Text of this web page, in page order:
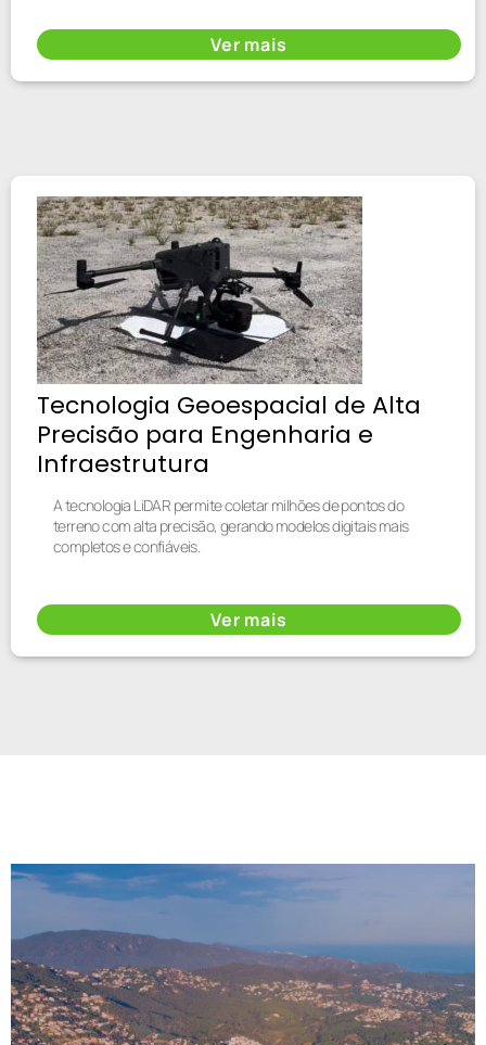
Ver mais
Tecnologia Geoespacial de Alta
Precisão para Engenharia e
Infraestrutura
A tecnologia LiDAR permite coletar milhões de pontos do
terreno com alta precisão, gerando modelos digitais mais
completos e confiáveis.
Ver mais